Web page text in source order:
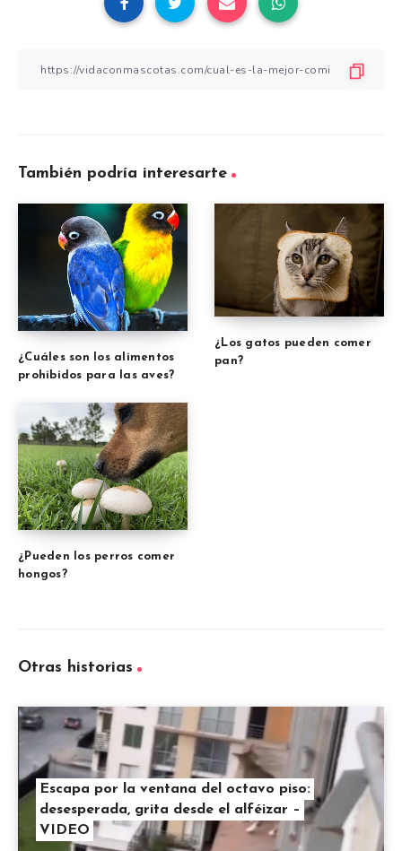
También podría interesarte
¿Cuáles son los alimentos
prohibidos para las aves?
¿Los gatos pueden comer
pan?
¿Pueden los perros comer
hongos?
Otras historias
Escapa por la ventana del octavo piso:
desesperada, grita desde el alféizar –
VIDEO